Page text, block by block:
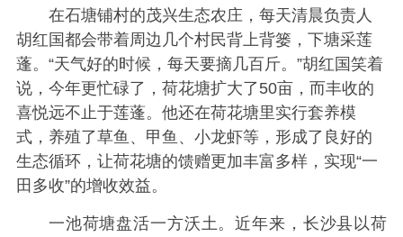
在石塘铺村的茂兴生态农庄，每天清晨负责人
胡红国都会带着周边几个村民背上背篓，下塘采莲
蓬。“天气好的时候，每天要摘几百斤。”胡红国笑着
说，今年更忙碌了，荷花塘扩大了50亩，而丰收的
喜悦远不止于莲蓬。他还在荷花塘里实行套养模
式，养殖了草鱼、甲鱼、小龙虾等，形成了良好的
生态循环，让荷花塘的馈赠更加丰富多样，实现“一
田多收”的增收效益。
一池荷塘盘活一方沃土。近年来，长沙县以荷